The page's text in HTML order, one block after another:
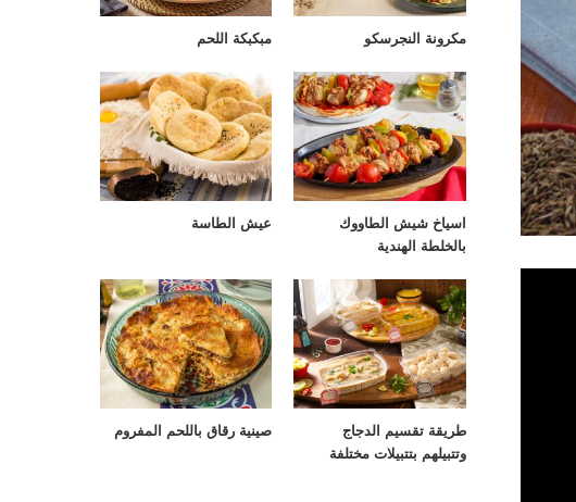
مكرونة النجرسكو مبكبكة اللحم
اسياخ شيش الطاووك
بالخلطة الهندية
عيش الطاسة
طريقة تقسيم الدجاج
وتتبيلهم بتتبيلات مختلفة
صينية رقاق باللحم المفروم